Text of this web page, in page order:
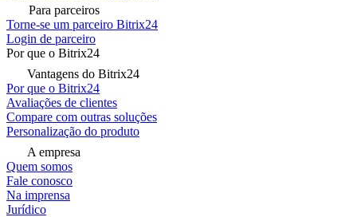
Para parceiros
Torne-se um parceiro Bitrix24
Login de parceiro
Por que o Bitrix24
Vantagens do Bitrix24
Por que o Bitrix24
Avaliações de clientes
Compare com outras soluções
Personalização do produto
A empresa
Quem somos
Fale conosco
Na imprensa
Jurídico